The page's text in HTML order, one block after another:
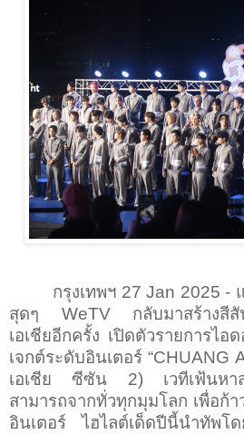
กรุงเทพฯ 27 Jan 2025 -
สุดๆ WeTV กลับมาสร้างสี
เอเชียอีกครั้ง เปิดตัวรายการไอ
เจกต์ระดับอินเตอร์“CHUANG
เอเชีย ซีซัน 2) เวทีเฟ้นห
สามารถจากทั่วทุกมุมโลก เพื่อก้
อินเตอร์ ไฮไลต์เด็ดปีนี้นำทัพโ